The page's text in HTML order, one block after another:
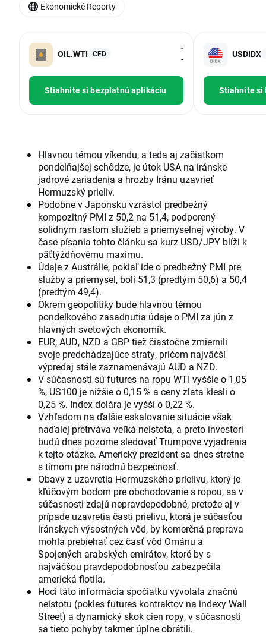
OIL.WTI CFD
-
-
Stiahnite si bezplatnú aplikáciu
USDIDX
Stiahnite si
Hlavnou témou víkendu, a teda aj začiatkom
pondelňajšej schôdze, je útok USA na iránske
jadrové zariadenia a hrozby Iránu uzavrieť
Hormuzský prieliv.
Podobne v Japonsku vzrástol predbežný
kompozitný PMI z 50,2 na 51,4, podporený
solídnym rastom služieb a priemyselnej výroby. V
čase písania tohto článku sa kurz USD/JPY blíži k
päťtýždňovému maximu.
Údaje z Austrálie, pokiaľ ide o predbežný PMI pre
služby a priemysel, boli 51,3 (predtým 50,6) a 50,4
(predtým 49,4).
Okrem geopolitiky bude hlavnou témou
pondelkového zasadnutia údaje o PMI za jún z
hlavných svetových ekonomík.
EUR, AUD, NZD a GBP tiež čiastočne zmiernili
svoje predchádzajúce straty, pričom najväčší
výpredaj stále zaznamenávajú AUD a NZD.
V súčasnosti sú futures na ropu WTI vyššie o 1,05
%, US100 je nižšie o 0,15 % a ceny zlata klesli o
0,25 %. Index dolára je vyšší o 0,22 %.
Vzhľadom na ďalšie eskalovanie situácie však
naďalej pretrváva veľká neistota, a preto investori
budú dnes pozorne sledovať Trumpove vyjadrenia
k tejto otázke. Americký prezident sa dnes stretne
s tímom pre národnú bezpečnosť.
Obavy z uzavretia Hormuzského prielivu, ktorý je
kľúčovým bodom pre obchodovanie s ropou, sa v
súčasnosti zdajú nepravdepodobné, pretože aj v
prípade uzavretia časti prielivu, ktorá je súčasťou
iránskych výsostných vôd, by komerčná preprava
mohla prebiehať cez časť vôd Ománu a
Spojených arabských emirátov, ktoré by s
najväčšou pravdepodobnosťou zabezpečila
americká flotila.
Hoci táto informácia spočiatku vyvolala značnú
neistotu (pokles futures kontraktov na indexy Wall
Street) a dynamický skok cien ropy, v súčasnosti
sa tieto pohyby takmer úplne obrátili.
Ekonomické Reporty